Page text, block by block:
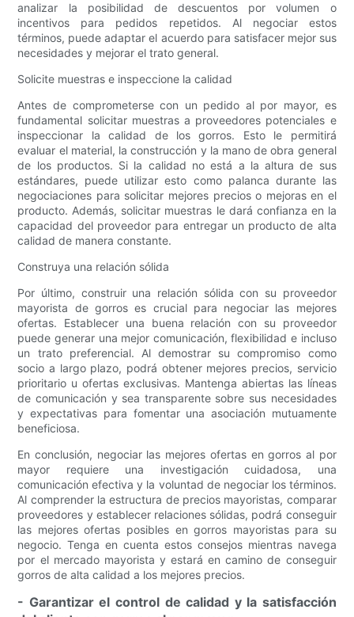
analizar la posibilidad de descuentos por volumen o
incentivos para pedidos repetidos. Al negociar estos
términos, puede adaptar el acuerdo para satisfacer mejor sus
necesidades y mejorar el trato general.
Solicite muestras e inspeccione la calidad
Antes de comprometerse con un pedido al por mayor, es
fundamental solicitar muestras a proveedores potenciales e
inspeccionar la calidad de los gorros. Esto le permitirá
evaluar el material, la construcción y la mano de obra general
de los productos. Si la calidad no está a la altura de sus
estándares, puede utilizar esto como palanca durante las
negociaciones para solicitar mejores precios o mejoras en el
producto. Además, solicitar muestras le dará confianza en la
capacidad del proveedor para entregar un producto de alta
calidad de manera constante.
Construya una relación sólida
Por último, construir una relación sólida con su proveedor
mayorista de gorros es crucial para negociar las mejores
ofertas. Establecer una buena relación con su proveedor
puede generar una mejor comunicación, flexibilidad e incluso
un trato preferencial. Al demostrar su compromiso como
socio a largo plazo, podrá obtener mejores precios, servicio
prioritario u ofertas exclusivas. Mantenga abiertas las líneas
de comunicación y sea transparente sobre sus necesidades
y expectativas para fomentar una asociación mutuamente
beneficiosa.
En conclusión, negociar las mejores ofertas en gorros al por
mayor requiere una investigación cuidadosa, una
comunicación efectiva y la voluntad de negociar los términos.
Al comprender la estructura de precios mayoristas, comparar
proveedores y establecer relaciones sólidas, podrá conseguir
las mejores ofertas posibles en gorros mayoristas para su
negocio. Tenga en cuenta estos consejos mientras navega
por el mercado mayorista y estará en camino de conseguir
gorros de alta calidad a los mejores precios.
- Garantizar el control de calidad y la satisfacción